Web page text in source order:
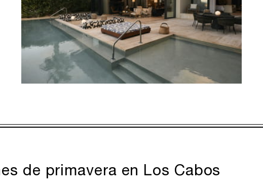
VÁLIDA PARA LAS FECHAS SELECCIONADAS ENTRE
Las ofertas están sujetas a disponibilidad al momento de reservar.
de primavera en Los Cabos